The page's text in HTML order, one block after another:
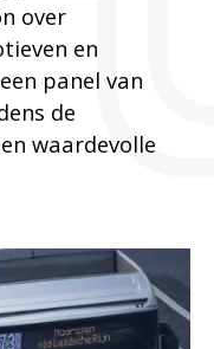
over
en
panel van
de
waardevolle